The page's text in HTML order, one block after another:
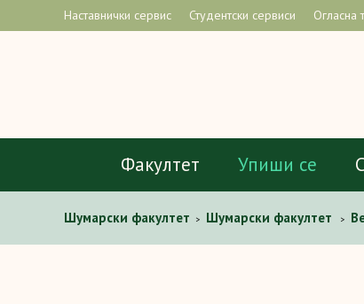
Наставнички сервис Студентски сервиси Огласна
Факултет Упиши се
Шумарски факултет > Шумарски факултет >